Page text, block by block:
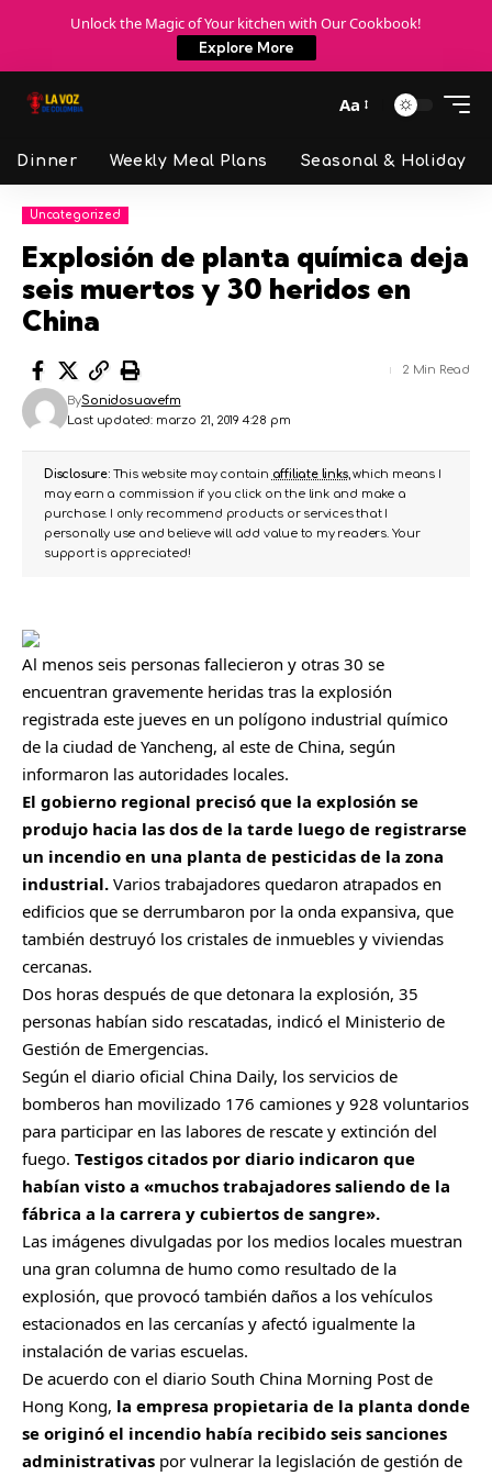
Unlock the Magic of Your kitchen with Our Cookbook!
Explore More
Aa
Dinner Weekly Meal Plans Seasonal & Holiday
Uncategorized
Explosión de planta química deja
seis muertos y 30 heridos en
China
Last updated: marzo 21, 2019 4:28 pm
BySonidosuavefm
2 Min Read
Disclosure:This website may contain affiliate links, which means I
may earn a commission if you click on the link and make a
purchase. I only recommend products or services that I
personally use and believe will add value to my readers. Your
support is appreciated!
Al menos seis personas fallecieron y otras 30 se
encuentran gravemente heridas tras la explosión
registrada este jueves en un polígono industrial químico
de la ciudad de Yancheng, al este de China, según
informaron las autoridades locales.
El gobierno regional precisó que la explosión se
produjo hacia las dos de la tarde luego de registrarse
un incendio en una planta de pesticidas de la zona
industrial. Varios trabajadores quedaron atrapados en
edificios que se derrumbaron por la onda expansiva, que
también destruyó los cristales de inmuebles y viviendas
cercanas.
Dos horas después de que detonara la explosión, 35
personas habían sido rescatadas, indicó el Ministerio de
Gestión de Emergencias.
Según el diario oficial China Daily, los servicios de
bomberos han movilizado 176 camiones y 928 voluntarios
para participar en las labores de rescate y extinción del
fuego. Testigos citados por diario indicaron que
habían visto a «muchos trabajadores saliendo de la
fábrica a la carrera y cubiertos de sangre».
Las imágenes divulgadas por los medios locales muestran
una gran columna de humo como resultado de la
explosión, que provocó también daños a los vehículos
estacionados en las cercanías y afectó igualmente la
instalación de varias escuelas.
De acuerdo con el diario South China Morning Post de
Hong Kong, la empresa propietaria de la planta donde
se originó el incendio había recibido seis sanciones
administrativas por vulnerar la legislación de gestión de